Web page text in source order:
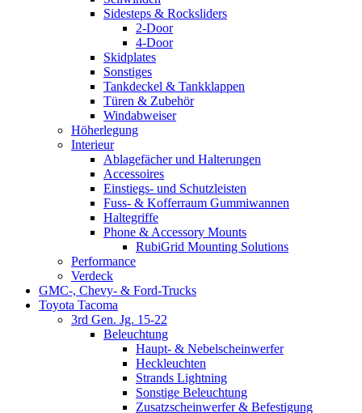
Sidesteps & Rocksliders
2-Door
4-Door
Skidplates
Sonstiges
Tankdeckel & Tankklappen
Türen & Zubehör
Windabweiser
Höherlegung
Interieur
Ablagefächer und Halterungen
Accessoires
Einstiegs- und Schutzleisten
Fuss- & Kofferraum Gummiwannen
Haltegriffe
Phone & Accessory Mounts
RubiGrid Mounting Solutions
Performance
Verdeck
GMC-, Chevy- & Ford-Trucks
Toyota Tacoma
3rd Gen. Jg. 15-22
Beleuchtung
Haupt- & Nebelscheinwerfer
Heckleuchten
Strands Lightning
Sonstige Beleuchtung
Zusatzscheinwerfer & Befestigung